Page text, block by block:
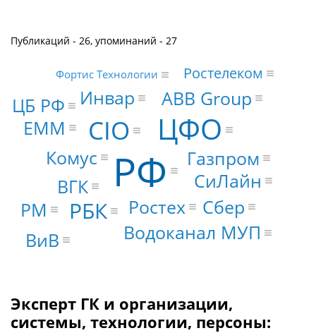
Публикаций - 26, упоминаний - 27
РФ
ЦФО
CIO
РБК Ростех
ABB Group
СиЛайн
Комус
ВГК
Инвар
Водоканал МУП
Газпром
Сбер
ЦБ РФ
EMM
ВиВ
PM
Ростелеком
Фортис Технологии
Эксперт ГК и организации,
системы, технологии, персоны: